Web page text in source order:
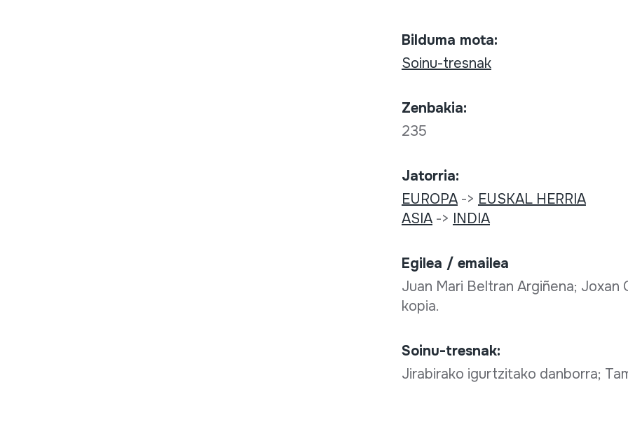
Bilduma mota:
Soinu-tresnak
Zenbakia:
235
Jatorria:
EUROPA-> EUSKAL HERRIA
ASIA-> INDIA
Egilea / emailea
Juan Mari Beltran Argiñena;
kopia.
Soinu-tresnak:
Jirabirako igurtzitako danborra;